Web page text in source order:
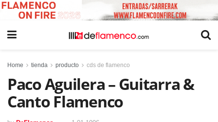
Home tienda producto cds de flamenco
Paco Aguilera – Guitarra &
Canto Flamenco